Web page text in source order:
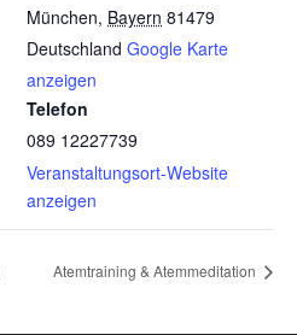
München, Bayern 81479
Deutschland Google Karte
anzeigen
Telefon
089 12227739
Veranstaltungsort-Website
anzeigen
Atemtraining & Atemmeditation